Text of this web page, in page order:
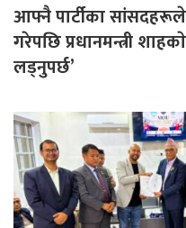
आफ्नै पार्टीका
गरेपछि प्रधानमन्त्री
लड्नुपर्छ’